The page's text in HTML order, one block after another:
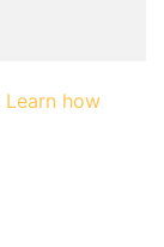
Learn how